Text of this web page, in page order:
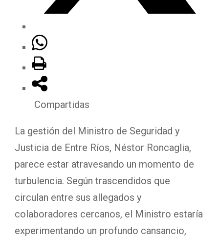
Compartidas
La gestión del Ministro de Seguridad y
Justicia de Entre Ríos, Néstor Roncaglia,
parece estar atravesando un momento de
turbulencia. Según trascendidos que
circulan entre sus allegados y
colaboradores cercanos, el Ministro estaría
experimentando un profundo cansancio,